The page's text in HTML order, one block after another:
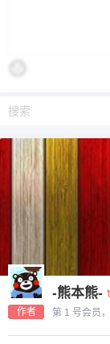
作者
-熊本熊-
第 1 号会员，